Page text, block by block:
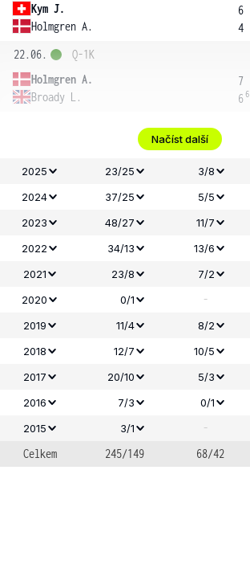
Kym J.
Holmgren A.
6
4
22.06.
Holmgren A.
Broady L.
Q-1K
7
6 6
Načíst další
2025 23/25 3/8
2024
37/25 5/5
2023
48/27 11/7
2022
34/13 13/6
2021
23/8 7/2
2020
0/1 -
2019
11/4 8/2
2018
12/7 10/5
2017
20/10 5/3
2016
7/3 0/1
2015
3/1 -
Celkem 245/149 68/42